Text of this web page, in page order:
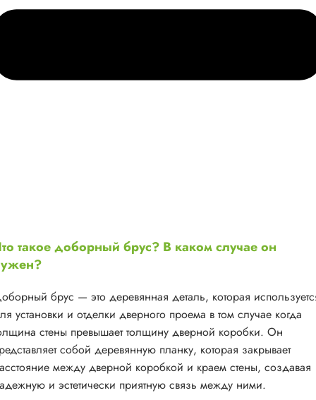
такое доборный брус? В каком случае он
брус — это деревянная деталь, которая
установки и отделки дверного проема в том случае когда
стены превышает толщину дверной коробки. Он
собой деревянную планку, которая закрывает
между дверной коробкой и краем стены, создавая
и эстетически приятную связь между ними.